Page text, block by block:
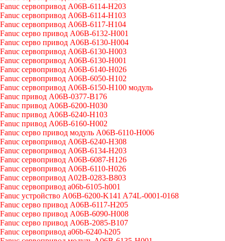
Fanuc сервопривод A06B-6114-H203
Fanuc сервопривод A06B-6114-H103
Fanuc сервопривод A06B-6117-H104
Fanuc серво привод A06B-6132-H001
Fanuc серво привод A06B-6130-H004
Fanuc сервопривод A06B-6130-H003
Fanuc сервопривод A06B-6130-H001
Fanuc сервопривод A06B-6140-H026
Fanuc сервопривод A06B-6050-H102
Fanuc сервопривод A06B-6150-H100 модуль
Fanuc привод A06B-0377-B176
Fanuc привод A06B-6200-H030
Fanuc привод A06B-6240-H103
Fanuc привод A06B-6160-H002
Fanuc серво привод модуль A06B-6110-H006
Fanuc сервопривод A06B-6240-H308
Fanuc сервопривод A06B-6134-H203
Fanuc сервопривод A06B-6087-H126
Fanuc сервопривод A06B-6110-H026
Fanuc сервопривод A02B-0283-B803
Fanuc сервопривод a06b-6105-h001
Fanuc устройство A06B-6200-K141 A74L-0001-0168
Fanuc серво привод A06B-6117-H205
Fanuc серво привод A06B-6090-H008
Fanuc серво привод A06B-2085-B107
Fanuc сервопривод a06b-6240-h205